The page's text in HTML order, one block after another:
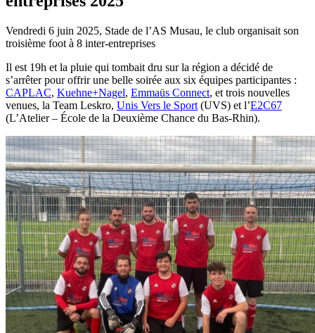
Vendredi 6 juin 2025, Stade de l’AS Musau, le club organisait son
troisième foot à 8 inter-entreprises
Il est 19h et la pluie qui tombait dru sur la région a décidé de
s’arrêter pour offrir une belle soirée aux six équipes participantes :
CAPLAC, Kuehne+Nagel, Emmaüs Connect, et trois nouvelles
venues, la Team Leskro, Unis Vers le Sport (UVS) et l’E2C67
(L’Atelier – École de la Deuxième Chance du Bas-Rhin).